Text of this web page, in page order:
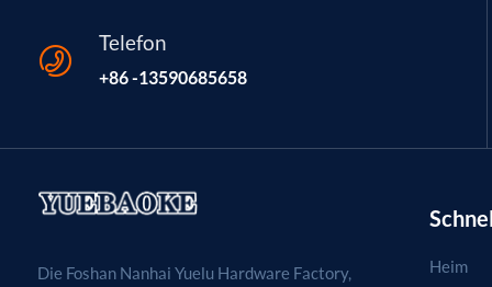
Telefon
+86 -13590685658
Die Foshan Nanhai Yuelu Hardware Factory,
Heim